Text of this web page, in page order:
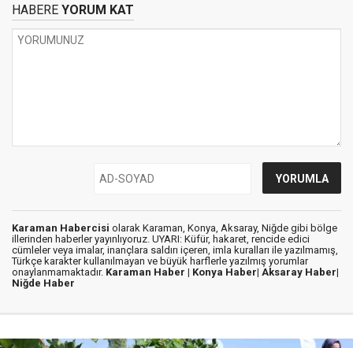
HABERE YORUM KAT
Karaman Habercisi olarak Karaman, Konya, Aksaray, Niğde gibi bölge
illerinden haberler yayınlıyoruz. UYARI: Küfür, hakaret, rencide edici
cümleler veya imalar, inançlara saldırı içeren, imla kuralları ile yazılmamış,
Türkçe karakter kullanılmayan ve büyük harflerle yazılmış yorumlar
onaylanmamaktadır. Karaman Haber | Konya Haber| Aksaray Haber|
Niğde Haber